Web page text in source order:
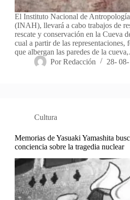
El Instituto Nacional de
(INAH), llevará a cabo trabajos de
rescate y conservación en la Cueva
cual a partir de las representaciones,
que albergan las paredes de la
Por Redacción 28-
Cultura
Memorias de Yasuaki Yamashita
conciencia sobre la tragedia nuclear